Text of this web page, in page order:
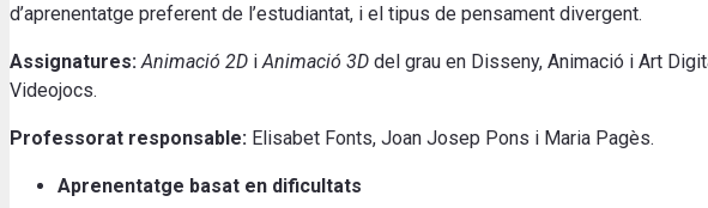
d’aprenentatge preferent de l’estudiantat, i el tipus de pensament divergent.
Assignatures:Animació 2D iAnimació 3D del grau en Disseny, Animació i Art
Videojocs.
Professorat responsable: Elisabet Fonts, Joan Josep Pons i Maria Pagès.
Aprenentatge basat en dificultats